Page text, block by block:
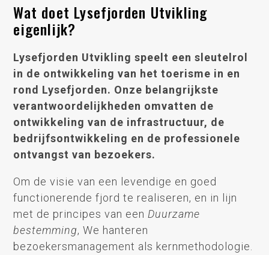
Wat doet Lysefjorden Utvikling
eigenlijk?
Lysefjorden Utvikling speelt een sleutelrol
in de ontwikkeling van het toerisme in en
rond Lysefjorden. Onze belangrijkste
verantwoordelijkheden omvatten de
ontwikkeling van de infrastructuur, de
bedrijfsontwikkeling en de professionele
ontvangst van bezoekers.
Om de visie van een levendige en goed
functionerende fjord te realiseren, en in lijn
met de principes van een Duurzame
bestemming, We hanteren
bezoekersmanagement als kernmethodologie.